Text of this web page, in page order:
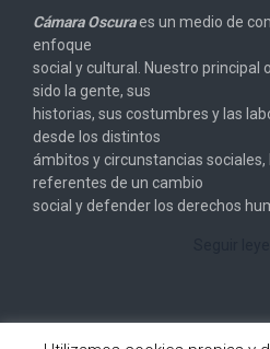
Cámara Oscuraes un medio de
enfoque
social y cultural. Nuestro principal
sido la gente, sus
historias, sus costumbres y las
desde los distintos
ámbitos y circunstancias
referentes de un cambio
social y defender los derechos